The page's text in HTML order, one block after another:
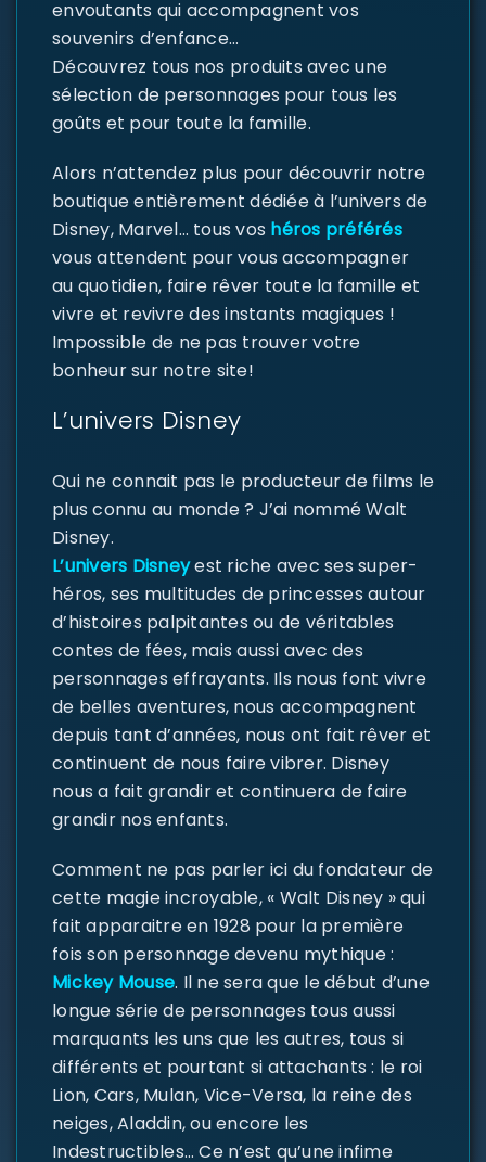
envoutants qui accompagnent vos
souvenirs d’enfance…
Découvrez tous nos produits avec une
sélection de personnages pour tous les
goûts et pour toute la famille.
Alors n’attendez plus pour découvrir notre
boutique entièrement dédiée à l’univers de
Disney, Marvel… tous vos héros préférés
vous attendent pour vous accompagner
au quotidien, faire rêver toute la famille et
vivre et revivre des instants magiques !
Impossible de ne pas trouver votre
bonheur sur notre site!
L’univers Disney
Qui ne connait pas le producteur de films le
plus connu au monde ? J’ai nommé Walt
Disney.
L’univers Disneyest riche avec ses super-
héros, ses multitudes de princesses autour
d’histoires palpitantes ou de véritables
contes de fées, mais aussi avec des
personnages effrayants. Ils nous font vivre
de belles aventures, nous accompagnent
depuis tant d’années, nous ont fait rêver et
continuent de nous faire vibrer. Disney
nous a fait grandir et continuera de faire
grandir nos enfants.
Comment ne pas parler ici du fondateur de
cette magie incroyable, « Walt Disney » qui
fait apparaitre en 1928 pour la première
fois son personnage devenu mythique :
Mickey Mouse. Il ne sera que le début d’une
longue série de personnages tous aussi
marquants les uns que les autres, tous si
différents et pourtant si attachants : le roi
Lion, Cars, Mulan, Vice-Versa, la reine des
neiges, Aladdin, ou encore les
Indestructibles… Ce n’est qu’une infime